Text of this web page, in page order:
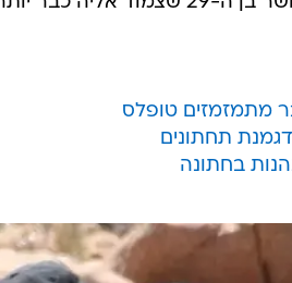
מתמזמזים טופלס
תחתונים
בחתונה